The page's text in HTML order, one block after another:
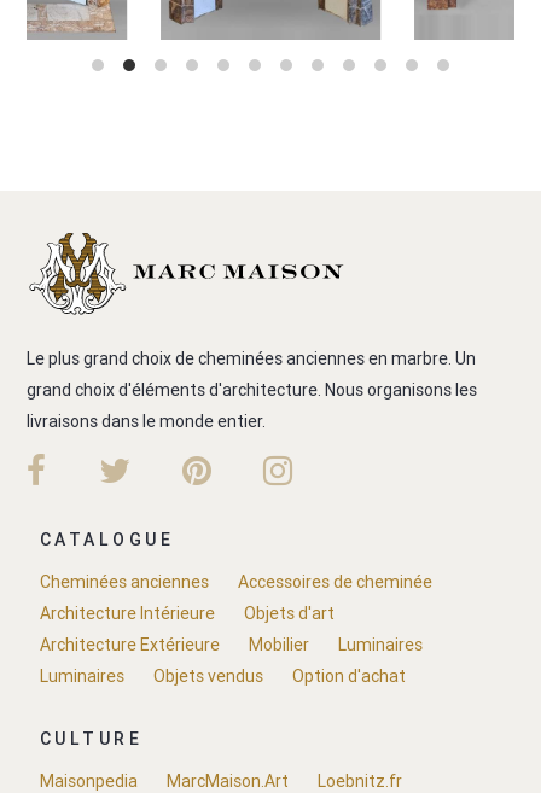
Le plus grand choix de cheminées anciennes en marbre. Un
grand choix d'éléments d'architecture. Nous organisons les
livraisons dans le monde entier.
CATALOGUE
Cheminées anciennes
Accessoires de cheminée
Architecture Intérieure
Objets d'art
Architecture Extérieure
Mobilier
Luminaires
Luminaires
Objets vendus Option d'achat
CULTURE
Maisonpedia
MarcMaison.Art
Loebnitz.fr